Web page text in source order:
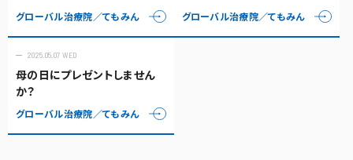
グローバル治療院／てもみん グローバル治療院／てもみん
2025.05.07 WED
母の日にプレゼントしません
か？
グローバル治療院／てもみん